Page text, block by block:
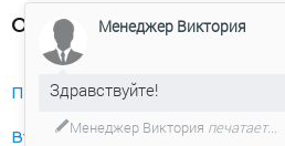
Оферта
Понедельник:
Вторник:
Менеджер Виктория
Здравствуйте!
Менеджер Виктория печатает...